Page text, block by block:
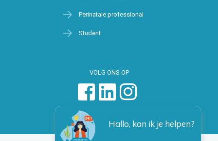
Perinatale professional
Student
VOLG ONS OP
Hallo, kan ik je helpen?